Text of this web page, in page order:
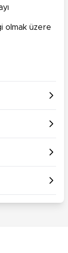
olmak üzere